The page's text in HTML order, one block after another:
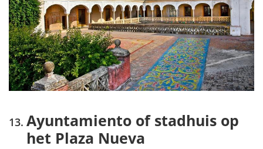
Ayuntamiento of stadhuis op
het Plaza Nueva